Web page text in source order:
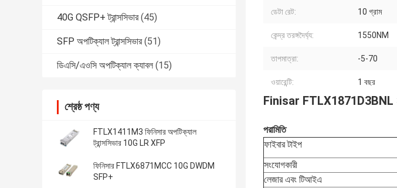
40G QSFP+ ট্রান্সসিভার (45)
SFP অপটিক্যাল ট্রান্সসিভার (51)
ডিএসি/এওসি অপটিক্যাল ক্যাবল (15)
শ্রেষ্ঠ পণ্য
FTLX1411M3 ফিনিসার অপটিক্যাল
ট্রান্সসিভার 10G LR XFP
ফিনিসার FTLX6871MCC 10G DWDM
SFP+
ডেটা রেট: 10 গ্রাম
কেন্দ্র তরঙ্গদৈর্ঘ্য: 1550NM
তাপমাত্রা: -5-70
ওয়ারেন্টি: 1 বছর
Finisar FTLX1871D3BNL
পরামিতি
ফাইবার টাইপ
সংযোগকারী
লেজার এবং টিআইএ